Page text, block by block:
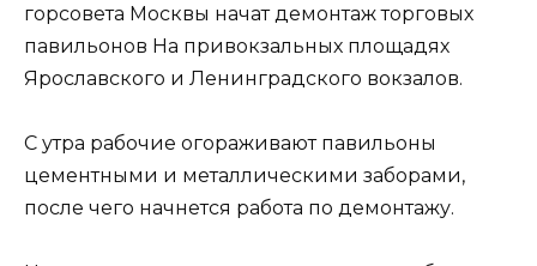
горсовета Москвы начат демонтаж торговых
павильонов На привокзальных площадях
Ярославского и Ленинградского вокзалов.
С утра рабочие огораживают павильоны
цементными и металлическими заборами,
после чего начнется работа по демонтажу.